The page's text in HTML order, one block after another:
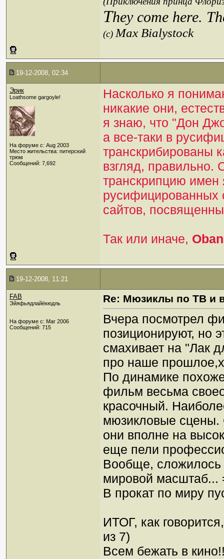
They come here.
(c)Max Bialystock
19-12-2008, 02:34
Эрик
Loathsome gargoyle!
На форуме с: Aug 2003
Место жительства: питерский
трюм
Сообщений: 7,692
Насколько я
никакие они,
я знаю, что "Дон
а все-таки в
транскрибированы
взгляд, правильно.
транскрипцию имен
русифицированных
сайтов,
Так или иначе, Oban
19-12-2008, 11:21
FAB
Эйяфьядлайёкюдль
На форуме с: Mar 2006
Сообщений: 715
Re: Мюзиклы по ТВ и
Вчера посмотрел
позиционируют, но
смахивает на "Лак
про наше
По динамике
фильм весьма
красочный.
мюзикловые сцены.
они вполне на
еще пели
Вообще, сложилось
мировой масштаб...
В прокат по миру
ИТОГ, как
из 7)
Всем бежать в